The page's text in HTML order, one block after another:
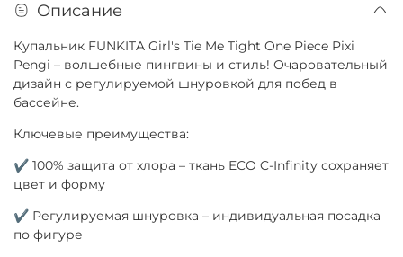
Описание
Купальник FUNKITA Girl's Tie Me Tight One Piece Pixi
Pengi – волшебные пингвины и стиль! Очаровательный
дизайн с регулируемой шнуровкой для побед в
бассейне.
Ключевые преимущества:
✔ 100% защита от хлора – ткань ECO C-Infinity сохраняет
цвет и форму
✔ Регулируемая шнуровка – индивидуальная посадка
по фигуре